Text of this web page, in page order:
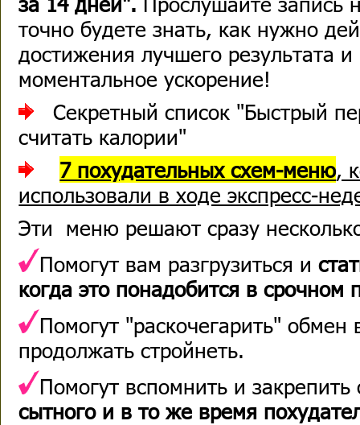
точно будете знать, как нужно
достижения лучшего результата
моментальное ускорение!
Секретный список "Быстрый
считать калории"
7 похудательных схем-меню,
использовали в ходе экспресс-
Эти меню решают сразу
Помогут вам разгрузиться и
когда это понадобится в срочном
Помогут "раскочегарить"
продолжать стройнеть.
Помогут вспомнить и
сытного и в то же время